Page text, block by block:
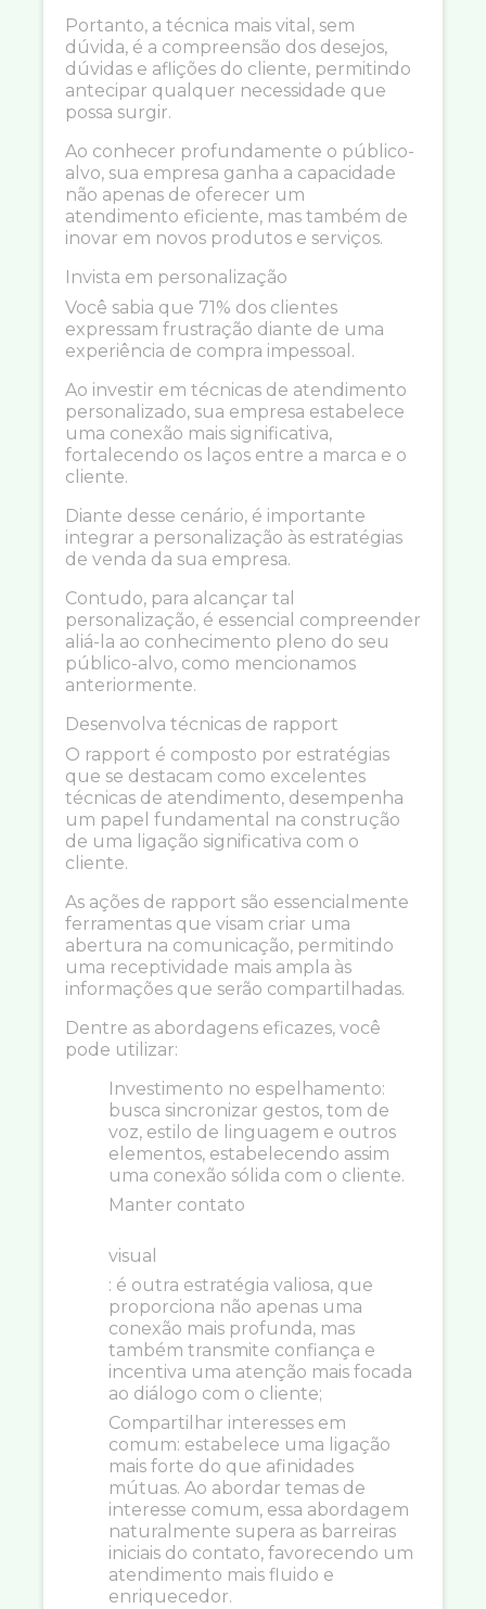
Portanto, a técnica mais vital, sem
dúvida, é a compreensão dos desejos,
dúvidas e aflições do cliente, permitindo
antecipar qualquer necessidade que
possa surgir.
Ao conhecer profundamente o público-
alvo, sua empresa ganha a capacidade
não apenas de oferecer um
atendimento eficiente, mas também de
inovar em novos produtos e serviços.
Invista em personalização
Você sabia que 71% dos clientes
expressam frustração diante de uma
experiência de compra impessoal.
Ao investir em técnicas de atendimento
personalizado, sua empresa estabelece
uma conexão mais significativa,
fortalecendo os laços entre a marca e o
cliente.
Diante desse cenário, é importante
integrar a personalização às estratégias
de venda da sua empresa.
Contudo, para alcançar tal
personalização, é essencial compreender
aliá-la ao conhecimento pleno do seu
público-alvo, como mencionamos
anteriormente.
Desenvolva técnicas de rapport
O rapport é composto por estratégias
que se destacam como excelentes
técnicas de atendimento, desempenha
um papel fundamental na construção
de uma ligação significativa com o
cliente.
As ações de rapport são essencialmente
ferramentas que visam criar uma
abertura na comunicação, permitindo
uma receptividade mais ampla às
informações que serão compartilhadas.
Dentre as abordagens eficazes, você
pode utilizar:
Investimento no espelhamento:
busca sincronizar gestos, tom de
voz, estilo de linguagem e outros
elementos, estabelecendo assim
uma conexão sólida com o cliente.
Manter contato
visual
: é outra estratégia valiosa, que
proporciona não apenas uma
conexão mais profunda, mas
também transmite confiança e
incentiva uma atenção mais focada
ao diálogo com o cliente;
Compartilhar interesses em
comum: estabelece uma ligação
mais forte do que afinidades
mútuas. Ao abordar temas de
interesse comum, essa abordagem
naturalmente supera as barreiras
iniciais do contato, favorecendo um
atendimento mais fluido e
enriquecedor.